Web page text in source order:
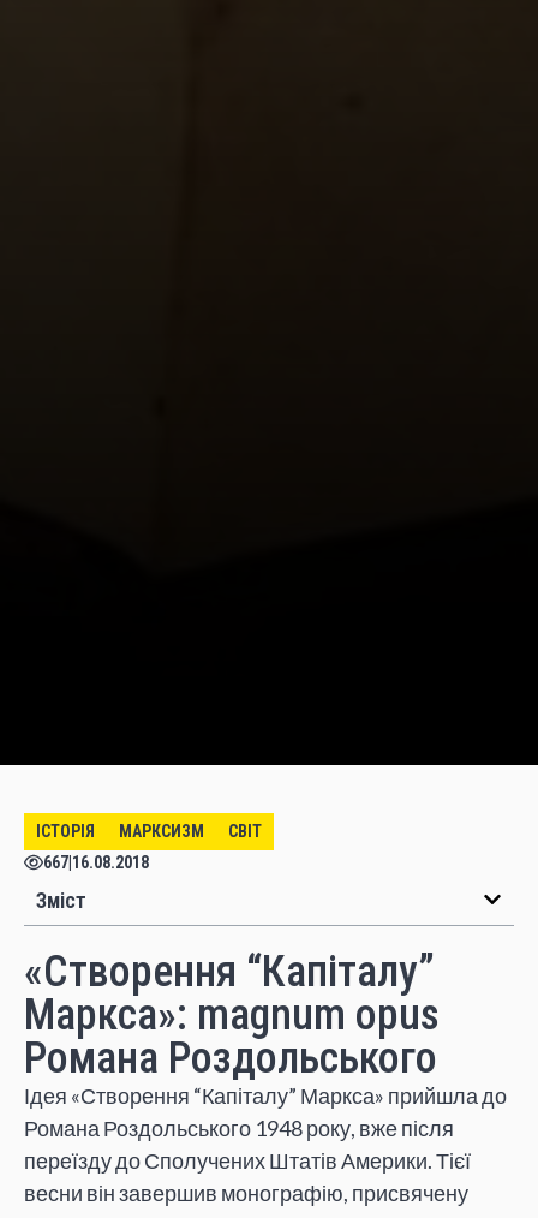
ІСТОРІЯ МАРКСИЗМ
СВІТ
667 16.08.2018
Зміст
«Створення “Капіталу”
Маркса»: magnum opus
Романа Роздольського
Ідея «Створення “Капіталу” Маркса» прийшла до
Романа Роздольського 1948 року, вже після
переїзду до Сполучених Штатів Америки. Тієї
весни він завершив монографію, присвячену